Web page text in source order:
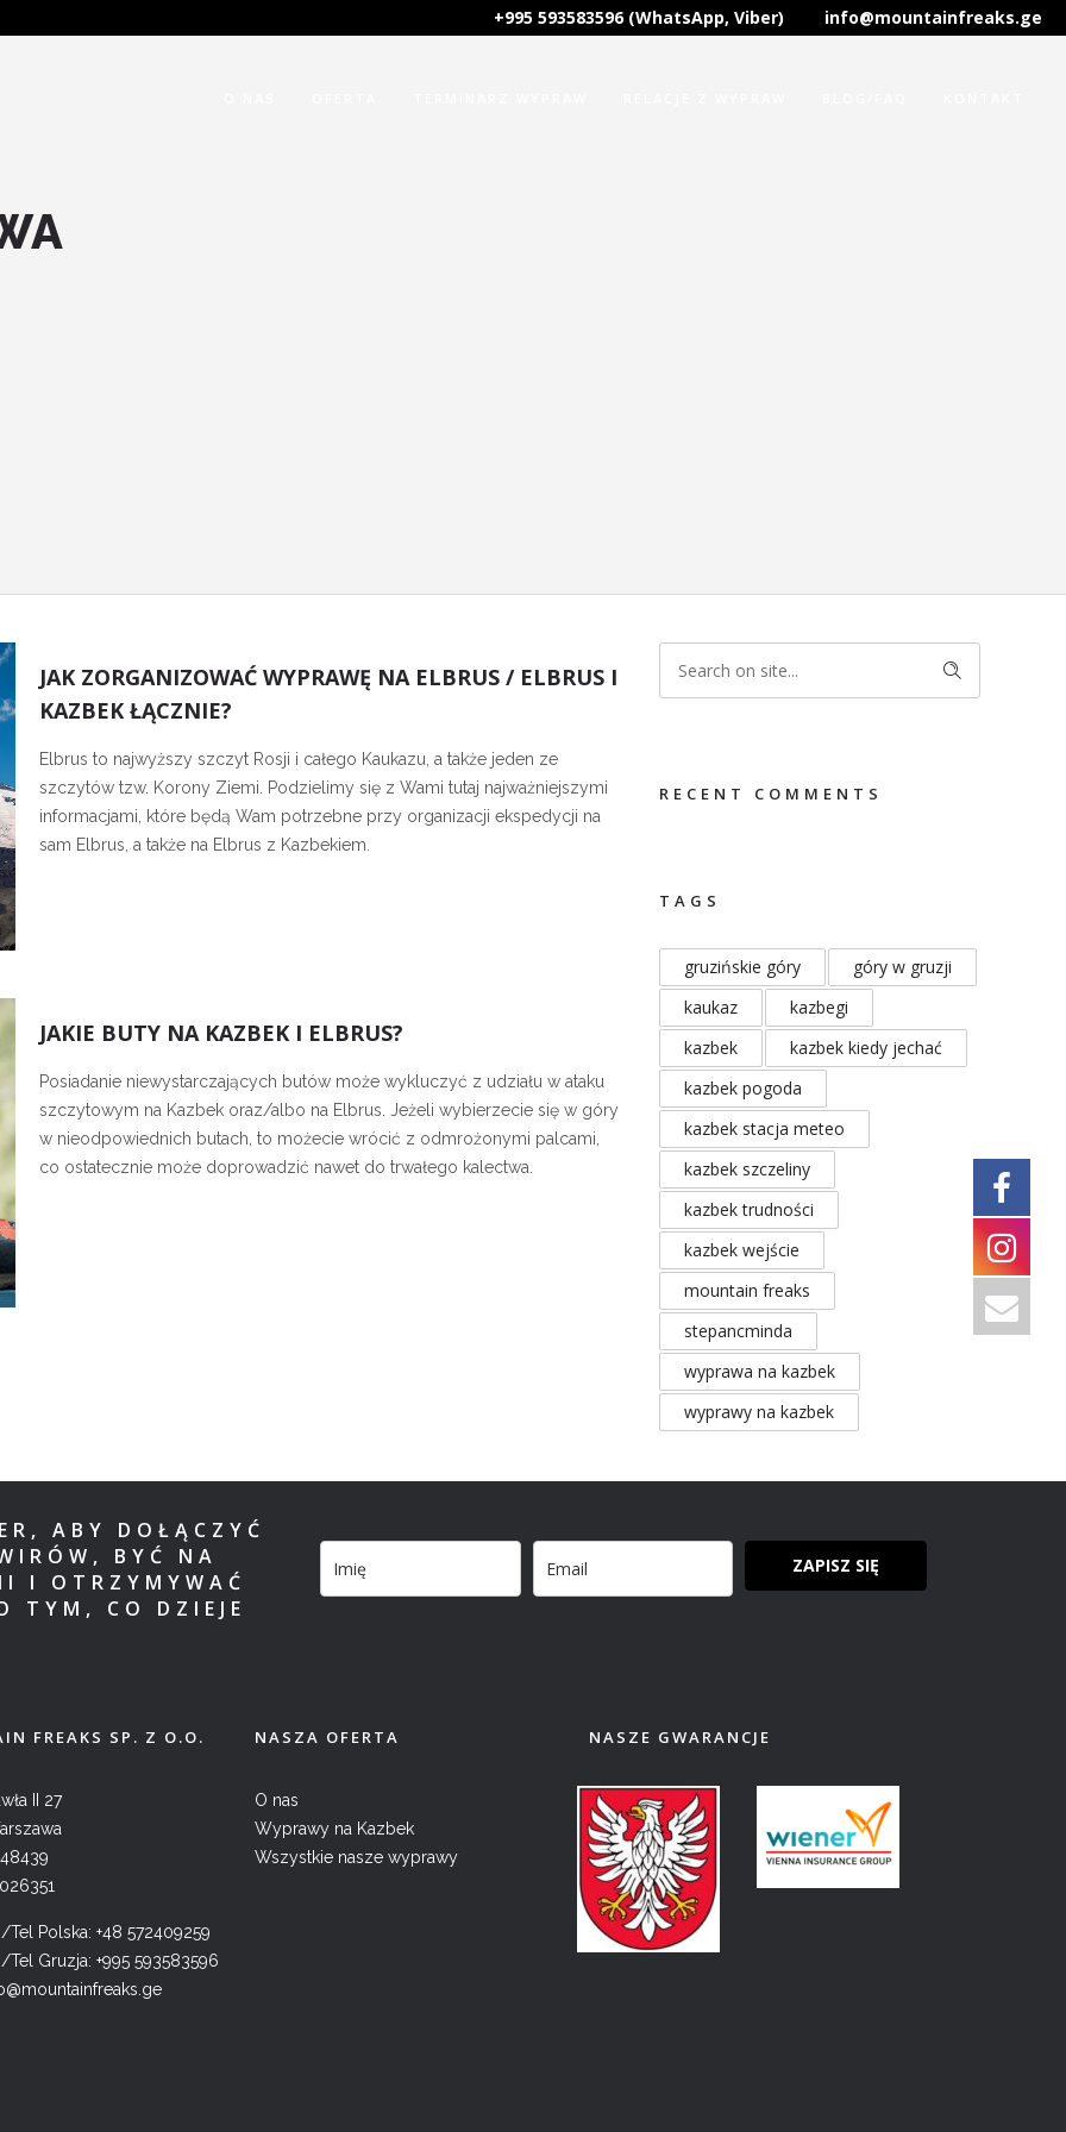
+995 593583596 (WhatsApp, Viber) info@mountainfreaks.ge
JAK ZORGANIZOWAĆ WYPRAWĘ NA ELBRUS / ELBRUS I
KAZBEK ŁĄCZNIE?
Elbrus to najwyższy szczyt Rosji i całego Kaukazu, a także jeden ze
szczytów tzw. Korony Ziemi. Podzielimy się z Wami tutaj najważniejszymi
informacjami, które będą Wam potrzebne przy organizacji ekspedycji na
sam Elbrus, a także na Elbrus z Kazbekiem.
JAKIE BUTY NA KAZBEK I ELBRUS?
Posiadanie niewystarczających butów może wykluczyć z udziału w ataku
szczytowym na Kazbek oraz/albo na Elbrus. Jeżeli wybierzecie się w góry
w nieodpowiednich butach, to możecie wrócić z odmrożonymi palcami,
co ostatecznie może doprowadzić nawet do trwałego kalectwa.
RECENT COMMENTS
TAGS
gruzińskie góry
góry w gruzji
kaukaz
kazbegi
kazbek
kazbek kiedy jechać
kazbek pogoda
kazbek stacja meteo
kazbek szczeliny
kazbek trudności
kazbek wejście
mountain freaks
stepancminda
wyprawa na kazbek
wyprawy na kazbek
ABY DOŁĄCZYĆ
BYĆ NA
I OTRZYMYWAĆ
TYM, CO DZIEJE
ZAPISZ SIĘ
FREAKS SP. Z O.O.
II 27
Tel Polska: +48 572409259
Tel Gruzja: +995 593583596
NASZA OFERTA
O nas
Wyprawy na Kazbek
Wszystkie nasze wyprawy
NASZE GWARANCJE